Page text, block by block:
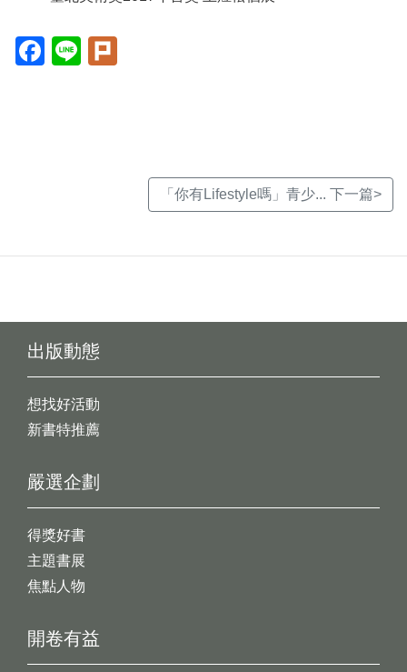
Facebook(另
開
Line(另
開
「你有Lifestyle嗎」青少... 下一篇>
出版動態
想找好活動
新書特推薦
開卷有益
嚴選企劃
得獎好書
主題書展
焦點人物